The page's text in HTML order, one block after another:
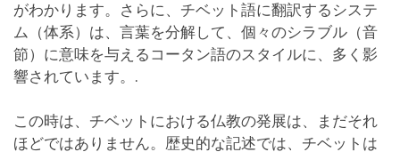
がわかります。さらに、チベット語に翻訳するシステ
ム（体系）は、言葉を分解して、個々のシラブル（音
節）に意味を与えるコータン語のスタイルに、多く影
響されています。.
この時は、チベットにおける仏教の発展は、まだそれ
ほどではありません。歴史的な記述では、チベットは